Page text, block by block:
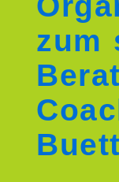
zum